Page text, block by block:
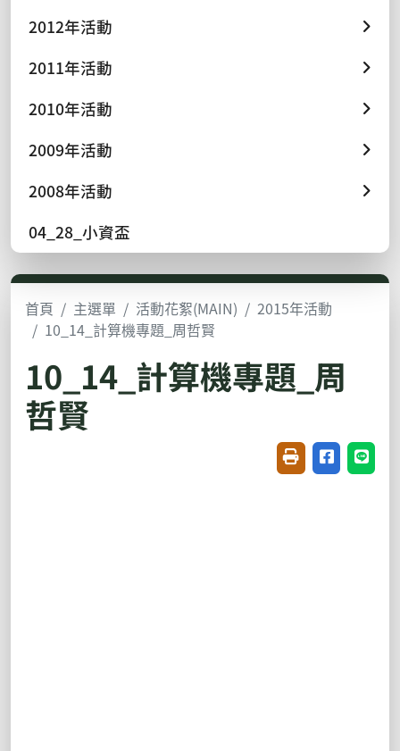
2012年活動
2011年活動
2010年活動
2009年活動
2008年活動
04_28_小資盃
首頁 主選單 活動花絮(MAIN)
2015年活動
10_14_計算機專題_周哲賢
10_14_計算機專題_周
哲賢
友善列印(開新視
分享至臉書
分享